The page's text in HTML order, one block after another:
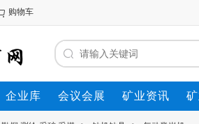
购物车
企业库 会议会展 矿业资讯